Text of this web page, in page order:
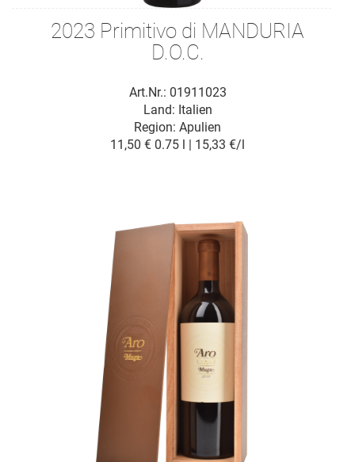
2023 Primitivo di MANDURIA
D.O.C.
Art.Nr.: 01911023
Region: Apulien
Land: Italien
11,50 € 0.75 l | 15,33 €/l